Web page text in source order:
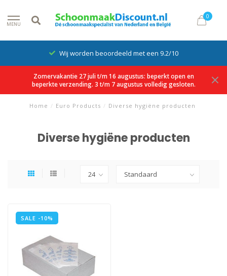
MENU
0
Wij worden beoordeeld met een 9.2/10
Zomervakantie 27 juli t/m 16 augustus: beperkt open en
beperkte verzending. 3 t/m 7 augustus volledig gesloten.
Home / Euro Products / Diverse hygiëne producten
Diverse hygiëne producten
SALE -10%